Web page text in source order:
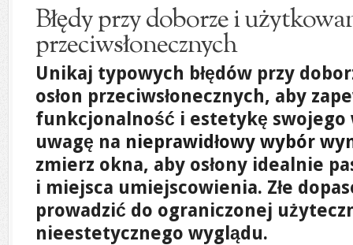
Błędy przy doborze i
przeciwsłonecznych
Unikaj typowych błędów przy
osłon przeciwsłonecznych, aby
funkcjonalność i estetykę swojego
uwagę na nieprawidłowy wybór
zmierz okna, aby osłony idealnie
i miejsca umiejscowienia. Złe
prowadzić do ograniczonej
nieestetycznego wyglądu.